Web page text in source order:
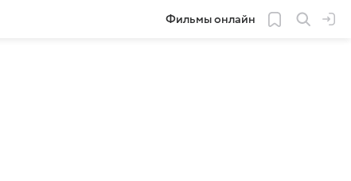
Фильмы онлайн